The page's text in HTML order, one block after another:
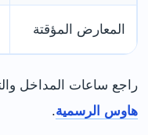
المعارض المؤقتة
راجع ساعات المداخل
هاوس الرسمية.